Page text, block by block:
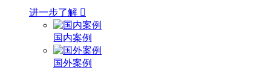
进一步了解 
国内案例
国外案例